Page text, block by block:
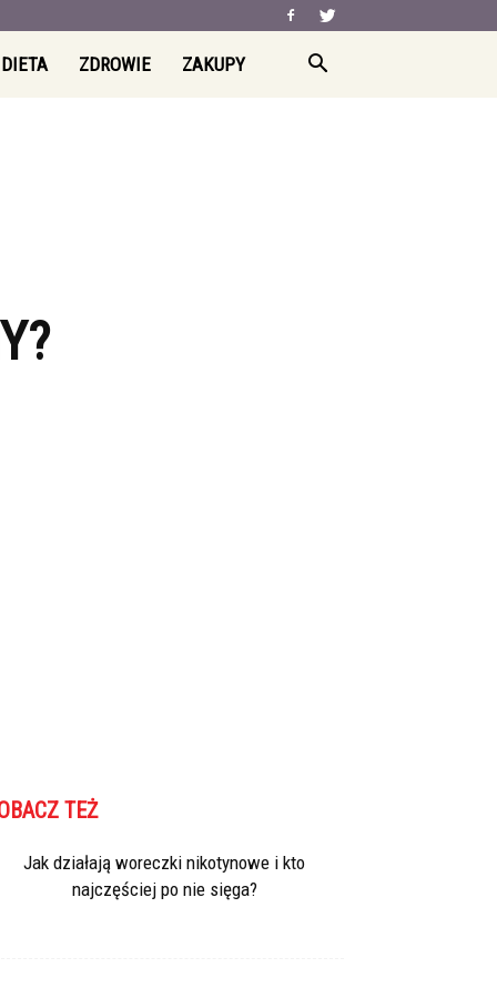
ZDROWIE ZAKUPY
TEŻ
Jak działają woreczki nikotynowe i kto
najczęściej po nie sięga?